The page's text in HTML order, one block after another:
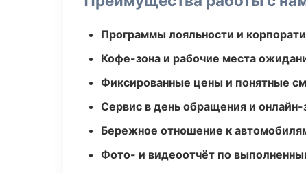
Программы лояльности и
Кофе-зона и рабочие места
Фиксированные цены и понятные
Сервис в день обращения и онлайн-
Бережное отношение к
Фото- и видеоотчёт по